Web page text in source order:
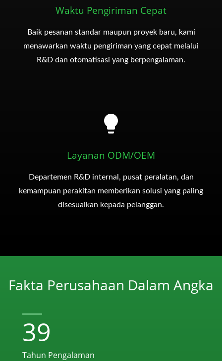
Waktu Pengiriman Cepat
Baik pesanan standar maupun proyek baru, kami
menawarkan waktu pengiriman yang cepat melalui
R&D dan otomatisasi yang berpengalaman.
Layanan ODM/OEM
Departemen R&D internal, pusat peralatan, dan
kemampuan perakitan memberikan solusi yang paling
disesuaikan kepada pelanggan.
Fakta Perusahaan Dalam Angka
39
Tahun Pengalaman